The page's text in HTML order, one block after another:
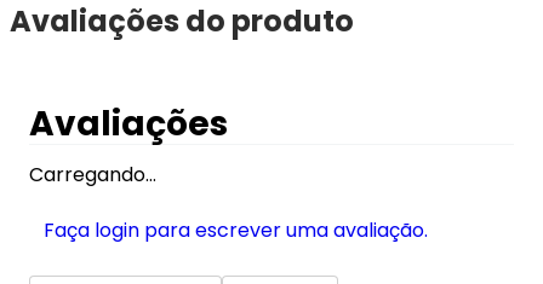
Avaliações do produto
Avaliações
Carregando…
Faça login para escrever uma avaliação.